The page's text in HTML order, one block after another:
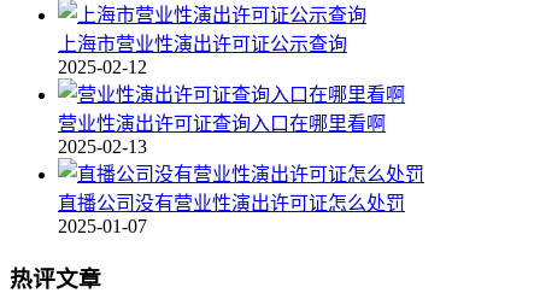
上海市营业性演出许可证公示查询
2025-02-12
营业性演出许可证查询入口在哪里看啊
2025-02-13
直播公司没有营业性演出许可证怎么处罚
2025-01-07
热评文章